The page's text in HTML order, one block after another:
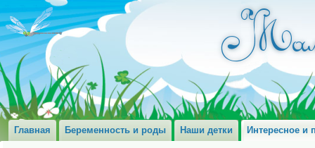
Главная Беременность и роды Наши детки Интересное и